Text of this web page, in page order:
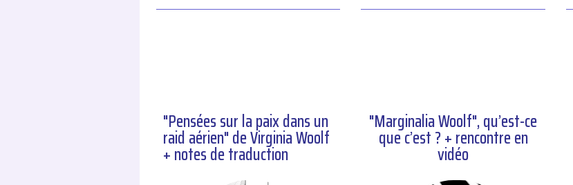
"Pensées sur la paix dans un
raid aérien" de Virginia Woolf
+ notes de traduction
"Marginalia Woolf", qu’est-ce
que c’est ? + rencontre en
vidéo